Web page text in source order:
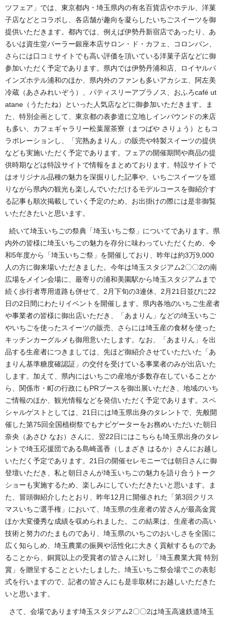
ツフェア」では、東京都内・埼玉県内の有名百貨店やホテル、洋菓
子店などとコラボし、各店舗が趣向を凝らしたいちごスイーツを御
提供いただきます。都内では、例えば伊勢丹新宿店であったり、あ
るいは資生堂パーラー銀座本店サロン・ド・カフェ、コロンバン、
さらには口コミサイトでも高い評価を頂いている洋菓子店などに御
参加いただく予定であります。県内では伊勢丹浦和店、ロイヤルパ
インズホテル浦和のほか、県内外のファンも多いアカシエ、阿左美
冷蔵（あさみれいぞう）、パティスリーアプラノス、おふろcafé ut
atane（うたたね）といった人気店などに御参加いただきます。ま
た、特別企画として、東京都の表参道に立地しインバウンドの来店
も多い、カフェギャラリー松葉屋茶寮（まつばや さりょう）ともコ
ラボレーションし、「完熟あまりん」の販売や特製スイーツの提供
なども実施いただく予定であります。フェアの開催期間や商品の提
供時期などは特設サイトで情報をまとめております。特設サイトで
はオリジナル品種の魅力を深掘りした記事や、いちごスイーツを巡
りながら県内の観光も楽しんでいただけるモデルコースを御紹介す
る記事も順次掲載していく予定のため、お出掛けの際には是非御覧
いただきたいと思います。
続いて埼玉いちごの祭典「埼玉いちご祭」についてであります。県
内外の皆様に埼玉いちごの魅力を存分に味わっていただくため、令
和5年度から「埼玉いちご祭」を開催しており、昨年は約3万9,000
人の方に御来場いただきました。今年は埼玉スタジアム2〇〇2の南
広場をメイン会場に、最寄りの浦和美園駅から埼玉スタジアムまで
続く歩行者専用道路も併せて、2月下旬の3連休、2月21日並びに22
日の2日間にわたりイベントを開催します。県内各地のいちご生産者
や事業者の皆様に御出店いただき、「あまりん」などの埼玉いちご
やいちごを使ったスイーツの販売、さらには埼玉産の食材を使った
キッチンカーグルメも御用意いたします。なお、「あまりん」を出
品する生産者につきましては、先ほど御紹介させていただいた「あ
まりん基準糖度確認証」の交付を受けている事業者のみが出店いた
します。加えて、県内にはいちごの産地が多数存在していることか
ら、関係市・町の行政にもPRブースを御出展いただき、地域のいち
ご情報のほか、観光情報などを発信いただく予定であります。スペ
シャルゲストとしては、21日には埼玉県出身のタレントで、先般開
催した第75回全国植樹祭でもナビゲーターをお務めいただいた朝日
奈央（あさひ なお）さんに、翌22日にはこちらも埼玉県出身のタレ
ントで埼玉応援団である島崎遥香（しまざき はるか）さんにお越し
いただく予定であります。21日の開催セレモニーでは朝日さんに御
登壇いただき、私と朝日さんが埼玉いちごの魅力を語り合うトーク
ショーも実施するため、楽しみにしていただきたいと思います。ま
た、冒頭御紹介したとおり、昨年12月に開催された「第3回クリス
マスいちご選手権」において、埼玉県の生産者の皆さんが最高金賞
ほか大変優秀な成績を収められました。この結果は、生産者の高い
技術と努力のたまものであり、埼玉県のいちごのおいしさを全国に
広く知らしめ、埼玉農業の振興や活性化に大きく貢献するものであ
ることから、銅賞以上の受賞者の皆さんに対し「埼玉農業大賞 特別
賞」を贈呈することといたしました。埼玉いちご祭会場でこの表彰
式を行いますので、記者の皆さんにも是非取材にお越しいただきた
いと思います。
さて、会場であります埼玉スタジアム2〇〇2は埼玉高速鉄道埼玉